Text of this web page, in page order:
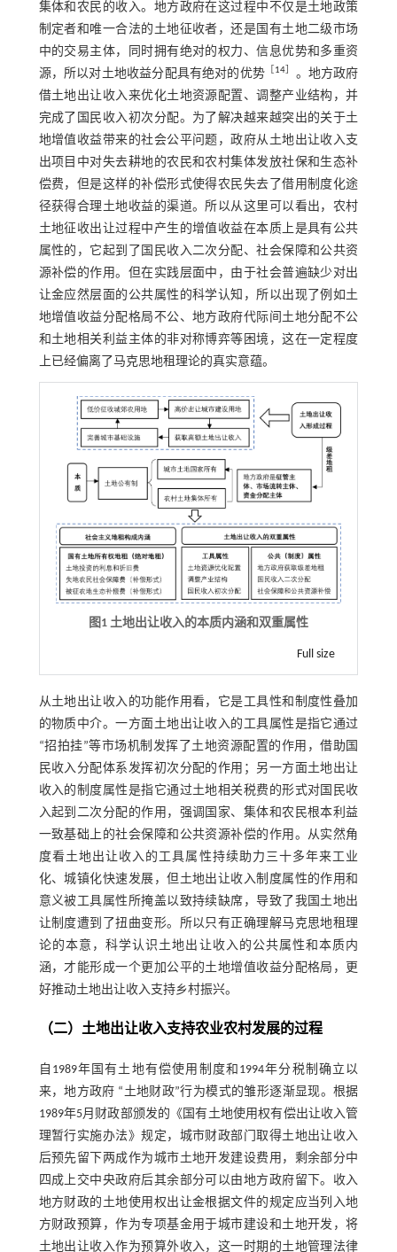
集体和农民的收入。地方政府在这过程中不仅是土地政策
制定者和唯一合法的土地征收者，还是国有土地二级市场
中的交易主体，同时拥有绝对的权力、信息优势和多重资
源，所以对土地收益分配具有绝对的优势
14
。地方政府
借土地出让收入来优化土地资源配置、调整产业结构，并
完成了国民收入初次分配。为了解决越来越突出的关于土
地增值收益带来的社会公平问题，政府从土地出让收入支
出项目中对失去耕地的农民和农村集体发放社保和生态补
偿费，但是这样的补偿形式使得农民失去了借用制度化途
径获得合理土地收益的渠道。所以从这里可以看出，农村
土地征收出让过程中产生的增值收益在本质上是具有公共
属性的，它起到了国民收入二次分配、社会保障和公共资
源补偿的作用。但在实践层面中，由于社会普遍缺少对出
让金应然层面的公共属性的科学认知，所以出现了例如土
地增值收益分配格局不公、地方政府代际间土地分配不公
和土地相关利益主体的非对称博弈等困境，这在一定程度
上已经偏离了马克思地租理论的真实意蕴。
图1 土地出让收入的本质内涵和双重属性
Full size
从土地出让收入的功能作用看，它是工具性和制度性叠加
的物质中介。一方面土地出让收入的工具属性是指它通过
“招拍挂”等市场机制发挥了土地资源配置的作用，借助国
民收入分配体系发挥初次分配的作用；另一方面土地出让
收入的制度属性是指它通过土地相关税费的形式对国民收
入起到二次分配的作用，强调国家、集体和农民根本利益
一致基础上的社会保障和公共资源补偿的作用。从实然角
度看土地出让收入的工具属性持续助力三十多年来工业
化、城镇化快速发展，但土地出让收入制度属性的作用和
意义被工具属性所掩盖以致持续缺席，导致了我国土地出
让制度遭到了扭曲变形。所以只有正确理解马克思地租理
论的本意，科学认识土地出让收入的公共属性和本质内
涵，才能形成一个更加公平的土地增值收益分配格局，更
好推动土地出让收入支持乡村振兴。
（二）土地出让收入支持农业农村发展的过程
自1989年国有土地有偿使用制度和1994年分税制确立以
来，地方政府 “土地财政”行为模式的雏形逐渐显现。根据
1989年5月财政部颁发的《国有土地使用权有偿出让收入管
理暂行实施办法》规定，城市财政部门取得土地出让收入
后预先留下两成作为城市土地开发建设费用，剩余部分中
四成上交中央政府后其余部分可以由地方政府留下。收入
地方财政的土地使用权出让金根据文件的规定应当列入地
方财政预算，作为专项基金用于城市建设和土地开发，将
土地出让收入作为预算外收入，这一时期的土地管理法律